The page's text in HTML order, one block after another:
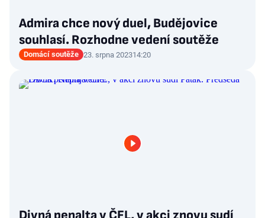
Admira chce nový duel, Budějovice
souhlasí. Rozhodne vedení soutěže
Domácí soutěže 23. srpna 202314:20